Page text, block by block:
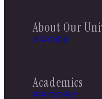
About Our
大学の紹介
Academics
本学での学び